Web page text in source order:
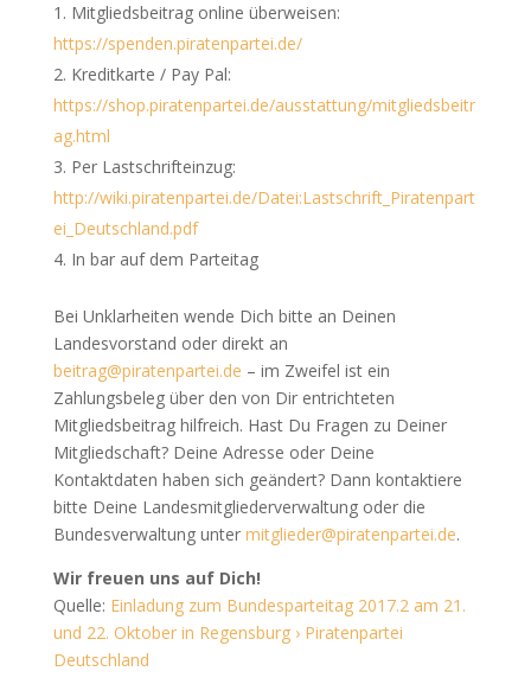
Mitgliedsbeitrag online überweisen:
https://spenden.piratenpartei.de/
Kreditkarte / Pay Pal:
https://shop.piratenpartei.de/ausstattung/mitgliedsbeitr
ag.html
Per Lastschrifteinzug:
http://wiki.piratenpartei.de/Datei:Lastschrift_Piratenpart
ei_Deutschland.pdf
In bar auf dem Parteitag
Bei Unklarheiten wende Dich bitte an Deinen
Landesvorstand oder direkt an
beitrag@piratenpartei.de – im Zweifel ist ein
Zahlungsbeleg über den von Dir entrichteten
Mitgliedsbeitrag hilfreich. Hast Du Fragen zu Deiner
Mitgliedschaft? Deine Adresse oder Deine
Kontaktdaten haben sich geändert? Dann kontaktiere
bitte Deine Landesmitgliederverwaltung oder die
Bundesverwaltung unter mitglieder@piratenpartei.de.
Wir freuen uns auf Dich!
Quelle: Einladung zum Bundesparteitag 2017.2 am 21.
und 22. Oktober in Regensburg › Piratenpartei
Deutschland